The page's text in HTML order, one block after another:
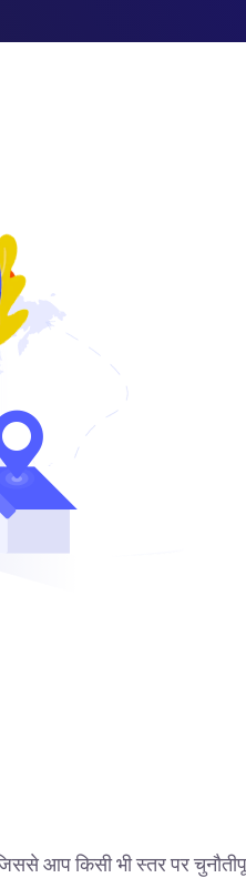
आप किसी भी स्तर पर